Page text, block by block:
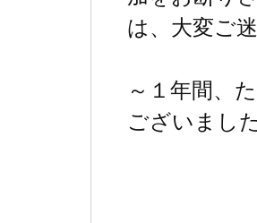
は、大変ご
～１年間、
ございまし